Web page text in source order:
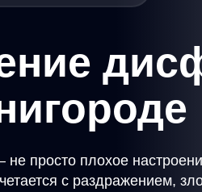
просто плохое
с раздражением,